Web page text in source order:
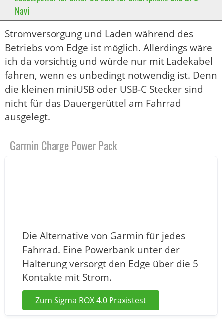
Navi
Stromversorgung und Laden während des
Betriebs vom Edge ist möglich. Allerdings wäre
ich da vorsichtig und würde nur mit Ladekabel
fahren, wenn es unbedingt notwendig ist. Denn
die kleinen miniUSB oder USB-C Stecker sind
nicht für das Dauergerüttel am Fahrrad
ausgelegt.
Garmin Charge Power Pack
Die Alternative von Garmin für jedes
Fahrrad. Eine Powerbank unter der
Halterung versorgt den Edge über die 5
Kontakte mit Strom.
Zum Sigma ROX 4.0 Praxistest